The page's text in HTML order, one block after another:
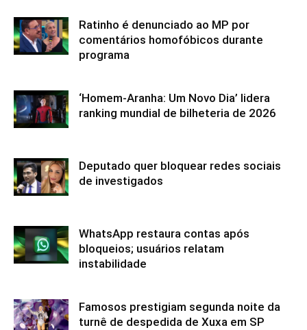
Ratinho é denunciado ao MP por
comentários homofóbicos durante
programa
‘Homem-Aranha: Um Novo Dia’ lidera
ranking mundial de bilheteria de 2026
Deputado quer bloquear redes sociais
de investigados
WhatsApp restaura contas após
bloqueios; usuários relatam
instabilidade
Famosos prestigiam segunda noite da
turnê de despedida de Xuxa em SP